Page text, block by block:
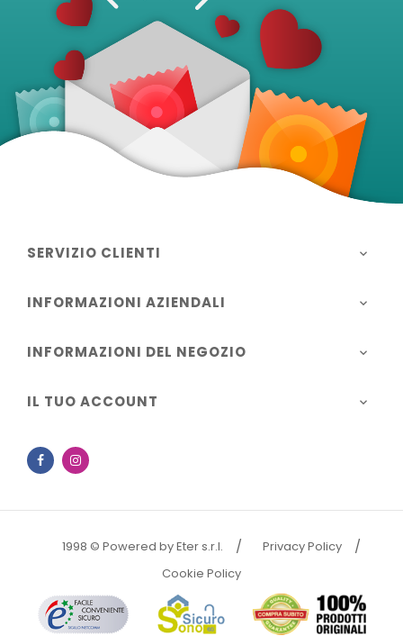
SERVIZIO CLIENTI 
INFORMAZIONI AZIENDALI 
INFORMAZIONI DEL NEGOZIO 
IL TUO ACCOUNT 
Facebook
1998 © Powered by Eter s.r.l.
Privacy Policy
Cookie Policy